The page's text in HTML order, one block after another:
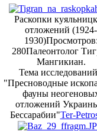
Раскопки
отложений (1924-
1930)
280Палеонтолог
Мангикиан.
Тема
"Пресноводные
фауны
отложений
Бессарабии"Ter-